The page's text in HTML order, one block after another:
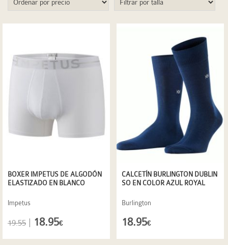
BOXER IMPETUS DE ALGODÓN
ELASTIZADO EN BLANCO
Impetus
19.55 18.95€
CALCETÍN BURLINGTON DUBLIN
SO EN COLOR AZUL ROYAL
Burlington
18.95€